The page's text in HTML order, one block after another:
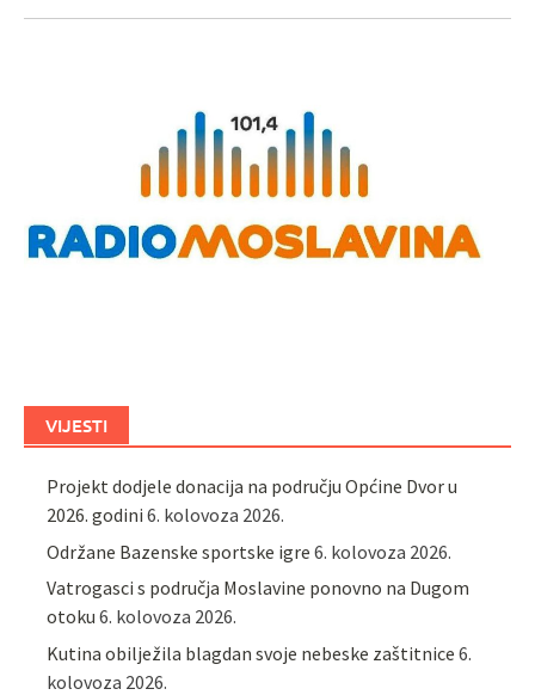
VIJESTI
Projekt dodjele donacija na području Općine Dvor u
2026. godini 6. kolovoza 2026.
Održane Bazenske sportske igre 6. kolovoza 2026.
Vatrogasci s područja Moslavine ponovno na Dugom
otoku 6. kolovoza 2026.
Kutina obilježila blagdan svoje nebeske zaštitnice 6.
kolovoza 2026.